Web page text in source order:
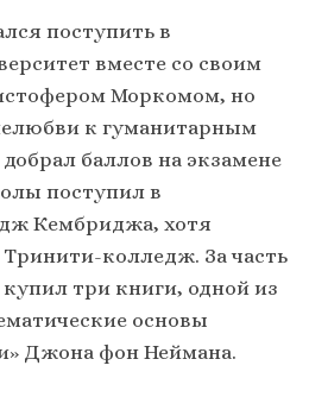
поступить в
вместе со своим
Моркомом, но
к гуманитарным
баллов на экзамене
поступил в
Кембриджа, хотя
колледж. За часть
три книги, одной из
основы
Джона фон Неймана.